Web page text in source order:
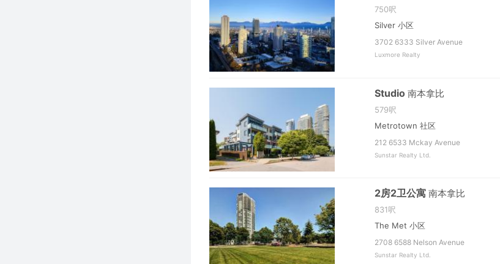
750呎
Silver 小区
3702 6333 Silver Avenue
Luxmore Realty
Studio 南本拿比
579呎
Metrotown 社区
212 6533 Mckay Avenue
Sunstar Realty Ltd.
2房2卫公寓 南本拿比
831呎
The Met 小区
2708 6588 Nelson Avenue
Sunstar Realty Ltd.